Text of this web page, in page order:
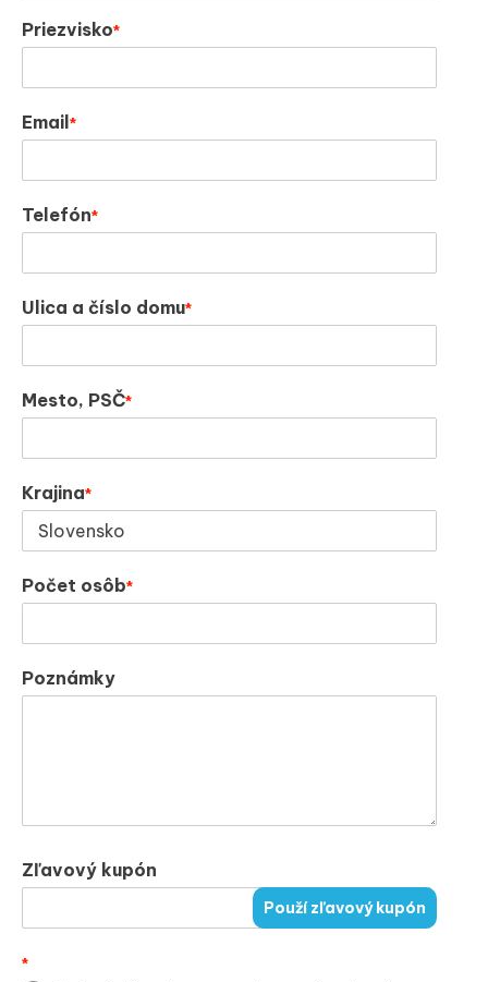
Priezvisko*
Email*
Telefón*
Ulica a číslo domu*
Mesto, PSČ*
Krajina*
Počet osôb*
Poznámky
Zľavový kupón
Použí zľavový kupón
*